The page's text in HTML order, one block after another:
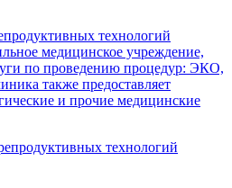
технологий
медицинское учреждение,
по проведению процедур: ЭКО,
также предоставляет
и прочие медицинские
технологий